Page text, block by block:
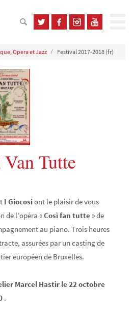
Opera et Jazz Festival 2017-2018 (fr)
Tutte
I Giocosiont le plaisir de vous
de l’opéra «Così fan tutte » de
au piano. Trois heures
assurées par un casting de
européen de Bruxelles.
Marcel Hastir le 22 octobre
.